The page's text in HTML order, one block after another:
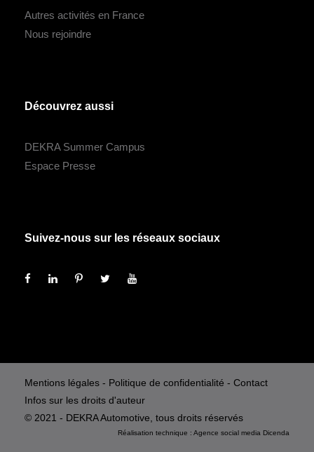
Autres activités en France
Nous rejoindre
Découvrez aussi
DEKRA Summer Campus
Espace Presse
Suivez-nous sur les réseaux sociaux
Mentions légales - Politique de confidentialité - Contact
Infos sur les droits d'auteur
© 2021 - DEKRA Automotive, tous droits réservés
Réalisation technique : Agence social media Dicenda